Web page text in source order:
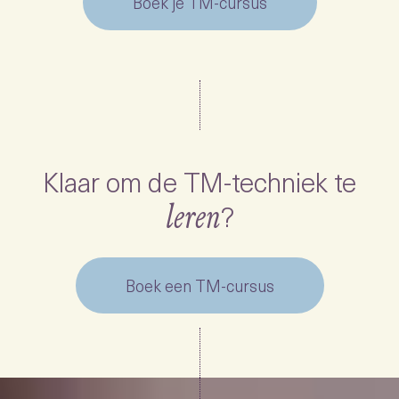
Klaar om de TM-techniek te
leren?
Boek een TM-cursus